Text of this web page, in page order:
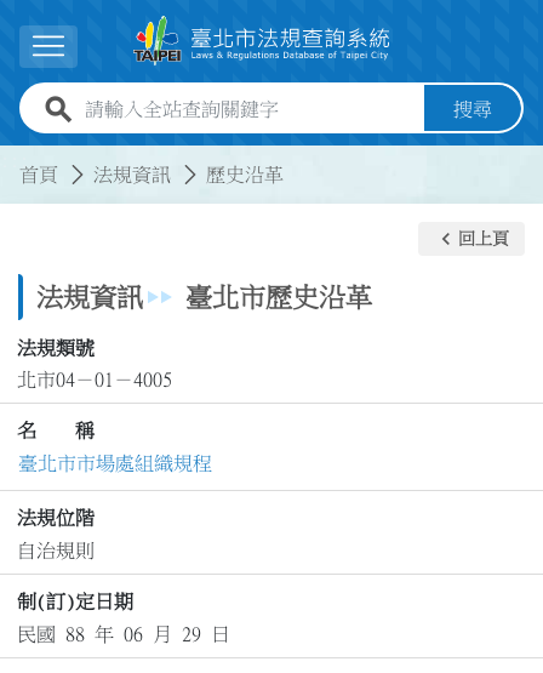
展開選單
全站查詢關鍵字欄位 搜尋
首頁 法規資訊 歷史沿革
法規資訊 臺北市歷史沿革
keyboard_arrow_left 回上頁
法規類號
北市04－01－4005
名 稱
臺北市市場處組織規程
法規位階
自治規則
制(訂)定日期
民國 88 年 06 月 29 日